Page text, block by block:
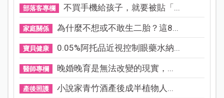
部落客專欄 不買手機給孩子，就要被貼「...
家庭關係 為什麼不想或不敢生二胎？這8...
寶貝健康 0.05%阿托品近視控制眼藥水納...
醫師專欄 晚婚晚育是無法改變的現實，...
產後照護 小說家青竹酒產後成半植物人...